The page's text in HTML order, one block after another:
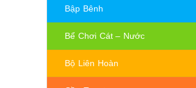
Bập Bênh
Bể Chơi Cát – Nước
Bộ Liên Hoàn